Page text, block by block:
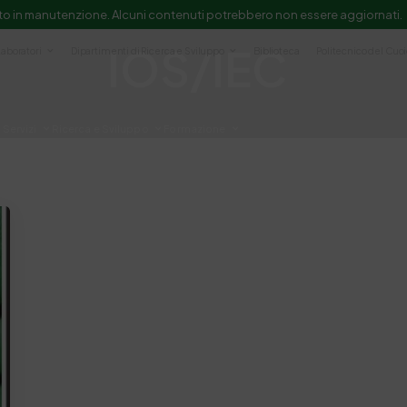
in manutenzione. Alcuni contenuti potrebbero non essere aggiornati.